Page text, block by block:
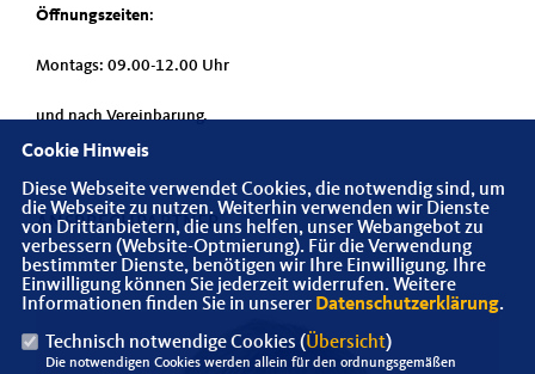
Öffnungszeiten:
Montags: 09.00-12.00 Uhr
und nach Vereinbarung.
ANSPRECHPARTNER
Cookie Hinweis
Diese Webseite verwendet Cookies, die notwendig sind, um
die Webseite zu nutzen. Weiterhin verwenden wir Dienste
von Drittanbietern, die uns helfen, unser Webangebot zu
verbessern (Website-Optmierung). Für die Verwendung
bestimmter Dienste, benötigen wir Ihre Einwilligung. Ihre
Einwilligung können Sie jederzeit widerrufen. Weitere
Informationen finden Sie in unserer Datenschutzerklärung.
Technisch notwendige Cookies (Übersicht)
Die notwendigen Cookies werden allein für den ordnungsgemäßen